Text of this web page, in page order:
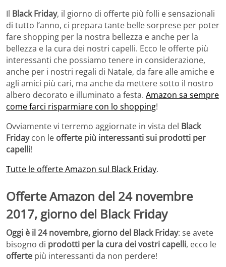
Il Black Friday, il giorno di offerte più folli e sensazionali
di tutto l’anno, ci prepara tante belle sorprese per poter
fare shopping per la nostra bellezza e anche per la
bellezza e la cura dei nostri capelli. Ecco le offerte più
interessanti che possiamo tenere in considerazione,
anche per i nostri regali di Natale, da fare alle amiche e
agli amici più cari, ma anche da mettere sotto il nostro
albero decorato e illuminato a festa. Amazon sa sempre
come farci risparmiare con lo shopping!
Ovviamente vi terremo aggiornate in vista del Black
Fridaycon le offerte più interessanti sui prodotti per
capelli!
Tutte le offerte Amazon sul Black Friday.
Offerte Amazon del 24 novembre
2017, giorno del Black Friday
Oggi è il 24 novembre, giorno del Black Friday: se avete
bisogno di prodotti per la cura dei vostri capelli, ecco le
offerte più interessanti da non perdere!